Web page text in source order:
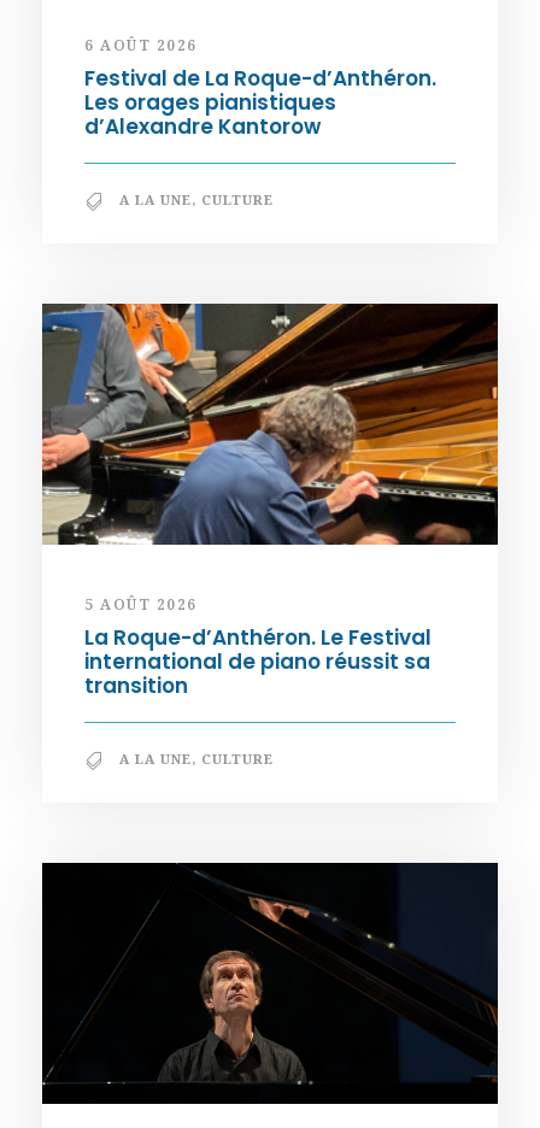
6 AOÛT 2026
Festival de La Roque-d’Anthéron.
Les orages pianistiques
d’Alexandre Kantorow
A LA UNE, CULTURE
5 AOÛT 2026
La Roque-d’Anthéron. Le Festival
international de piano réussit sa
transition
A LA UNE, CULTURE